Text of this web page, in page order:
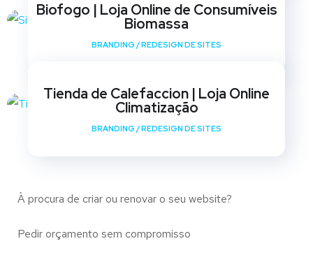
Biofogo | Loja Online de Consumíveis
Biomassa
BRANDING /REDESIGN DE SITES
Tienda de Calefaccion | Loja Online
Climatização
BRANDING /REDESIGN DE SITES
À procura de criar ou renovar o seu website?
Pedir orçamento sem compromisso